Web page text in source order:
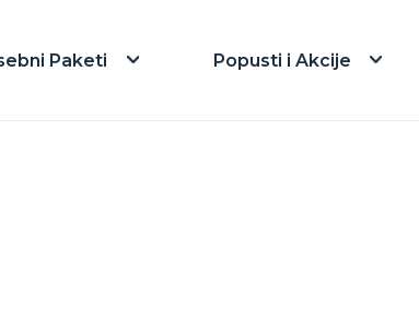
Paketi Popusti i Akcije